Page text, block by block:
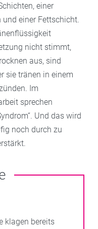
einer
einer Fettschicht.
nicht stimmt,
aus, sind
sie tränen in einem
Im
sprechen
Und das wird
noch durch zu
klagen bereits